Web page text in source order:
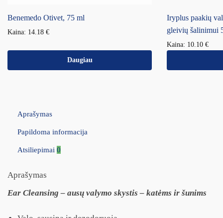
Benemedo Otivet, 75 ml
Kaina: 14.18 €
Daugiau
Iryplus paakių
gleivių šalinimui
Kaina: 10.10 €
Aprašymas
Papildoma informacija
Atsiliepimai 0
Aprašymas
Ear Cleansing – ausų valymo skystis – katėms ir šunims